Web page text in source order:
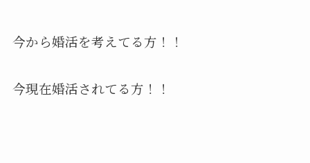
今から婚活を考えてる方！！
今現在婚活されてる方！！